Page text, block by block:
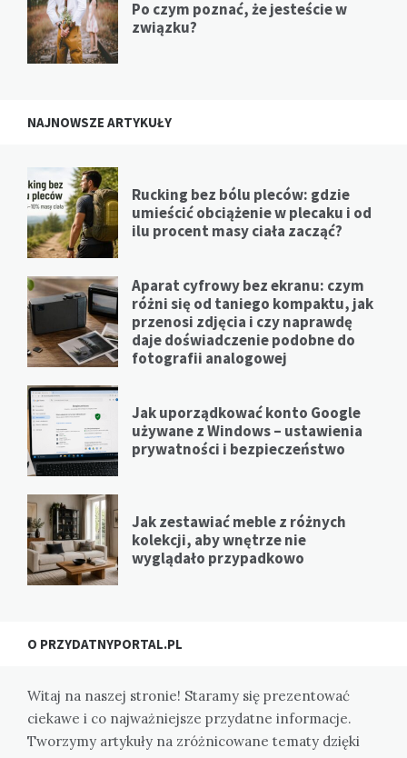
Po czym poznać, że jesteście w
związku?
NAJNOWSZE ARTYKUŁY
Rucking bez bólu pleców: gdzie
umieścić obciążenie w plecaku i od
ilu procent masy ciała zacząć?
Aparat cyfrowy bez ekranu: czym
różni się od taniego kompaktu, jak
przenosi zdjęcia i czy naprawdę
daje doświadczenie podobne do
fotografii analogowej
Jak uporządkować konto Google
używane z Windows – ustawienia
prywatności i bezpieczeństwo
Jak zestawiać meble z różnych
kolekcji, aby wnętrze nie
wyglądało przypadkowo
O PRZYDATNYPORTAL.PL
Witaj na naszej stronie! Staramy się prezentować
ciekawe i co najważniejsze przydatne informacje.
Tworzymy artykuły na zróżnicowane tematy dzięki